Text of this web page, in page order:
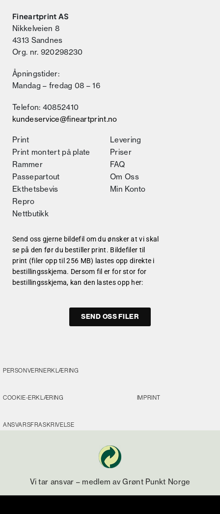
Fineartprint AS
Nikkelveien 8
4313 Sandnes
Org. nr. 920298230
Åpningstider:
Mandag – fredag 08 – 16
Telefon: 40852410
kundeservice@fineartprint.no
Print
Print montert på plate
Rammer
Passepartout
Ekthetsbevis
Repro
Nettbutikk
Levering
Priser
FAQ
Om Oss
Min Konto
Send oss gjerne bildefil om du ønsker at vi skal
se på den før du bestiller print. Bildefiler til
print (filer opp til 256 MB) lastes opp direkte i
bestillingsskjema. Dersom fil er for stor for
bestillingsskjema, kan den lastes opp her:
SEND OSS FILER
PERSONVERNERKLÆRING
COOKIE-ERKLÆRING IMPRINT
ANSVARSFRASKRIVELSE
Vi tar ansvar – medlem av Grønt Punkt Norge